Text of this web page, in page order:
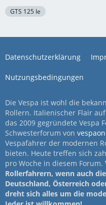
GTS 125 Ie
Datenschutzerklärung
Nutzungsbedingungen
Die Vespa ist wohl die
Rollern. Italienischer Flair
das 2009 gegründete Vespa
Schwesterforum von
Vespafahrer der modernen
bieten. Heute treffen sich
pro Woche in diesem Forum.
Rollerfahrern, wenn auch
Deutschland, Österreich
dreht sich alles um die